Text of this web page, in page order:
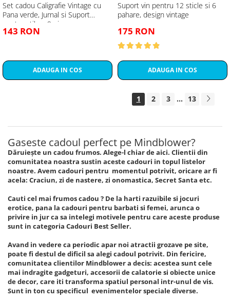
Set cadou Caligrafie Vintage cu
Pana verde, Jurnal si Suport
pentru stilou, 9 piese
143 RON
ADAUGA IN COS
Suport vin pentru 12 sticle si 6
pahare, design vintage
175 RON
ADAUGA IN COS
1 2 3 ... 13
Gaseste cadoul perfect pe Mindblower?
Dăruiește un cadou frumos. Alege-l chiar de aici. Clientii din
comunitatea noastra sustin aceste cadouri in topul listelor
noastre. Avem cadouri pentru momentul potrivit, oricare ar fi
acela: Craciun, zi de nastere, zi onomastica, Secret Santa etc.
Cauti cel mai frumos cadou ? De la harti razuibile si jocuri
erotice, pana la cadouri pentru barbati si femei, arunca o
privire in jur ca sa intelegi motivele pentru care aceste produse
sunt in categoria Cadouri Best Seller.
Avand in vedere ca periodic apar noi atractii grozave pe site,
poate fi destul de dificil sa alegi cadoul potrivit. Din fericire,
comunitatea clientilor Mindblower a decis: acestea sunt cele
mai indragite gadgeturi, accesorii de calatorie si obiecte unice
de decor, care iti transforma spatiul personal intr-unul de vis.
Sunt in ton cu specificul evenimentelor speciale diverse.